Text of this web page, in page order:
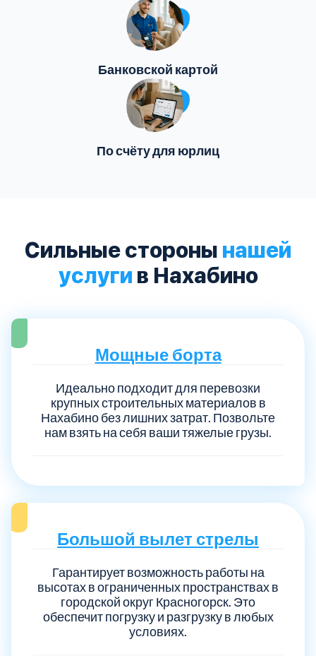
Банковской картой
По счёту для юрлиц
Сильные стороны нашей
услуги в Нахабино
Мощные борта
Идеально подходит для перевозки
крупных строительных материалов в
Нахабино без лишних затрат. Позвольте
нам взять на себя ваши тяжелые грузы.
Большой вылет стрелы
Гарантирует возможность работы на
высотах в ограниченных пространствах в
городской округ Красногорск. Это
обеспечит погрузку и разгрузку в любых
условиях.